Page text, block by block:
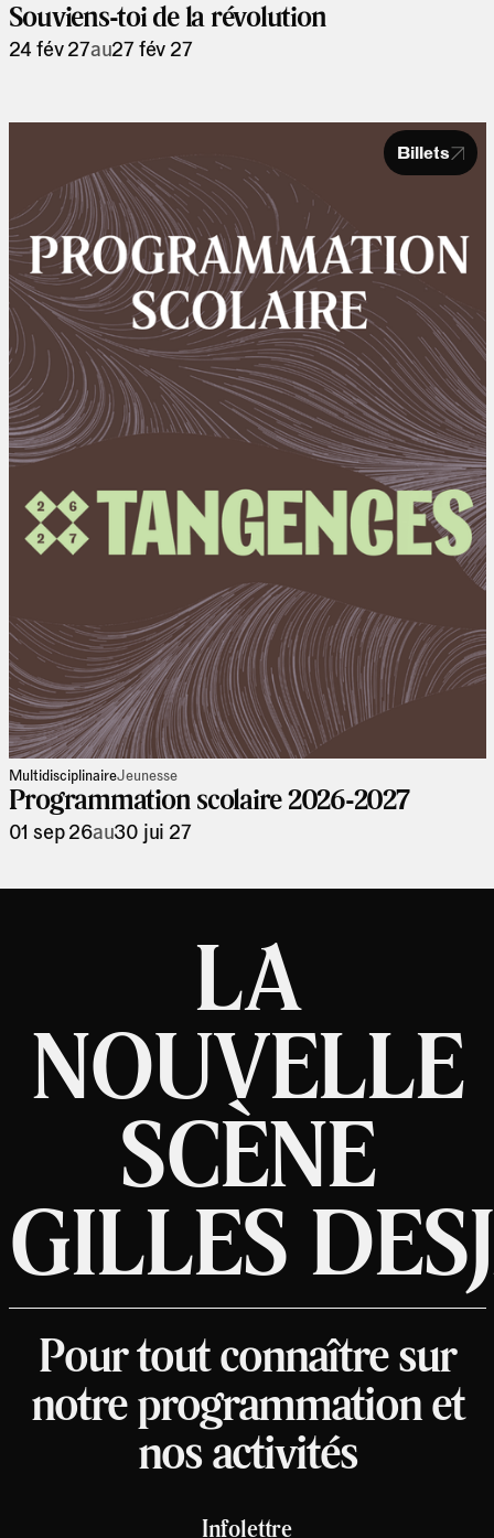
Souviens-toi de la révolution
24 fév 27au27 fév 27
MultidisciplinaireJeunesse
Programmation scolaire 2026-2027
01 sep 26au30 jui 27
Billets
LA
NOUVELLE
SCÈNE
GILLES
Pour tout connaître sur
notre programmation et
nos activités
Infolettre